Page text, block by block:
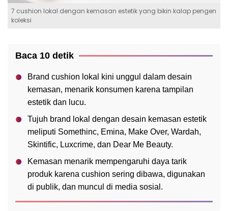
7 cushion lokal dengan kemasan estetik yang bikin kalap pengen
koleksi
Baca 10 detik
Brand cushion lokal kini unggul dalam desain
kemasan, menarik konsumen karena tampilan
estetik dan lucu.
Tujuh brand lokal dengan desain kemasan estetik
meliputi Somethinc, Emina, Make Over, Wardah,
Skintific, Luxcrime, dan Dear Me Beauty.
Kemasan menarik mempengaruhi daya tarik
produk karena cushion sering dibawa, digunakan
di publik, dan muncul di media sosial.